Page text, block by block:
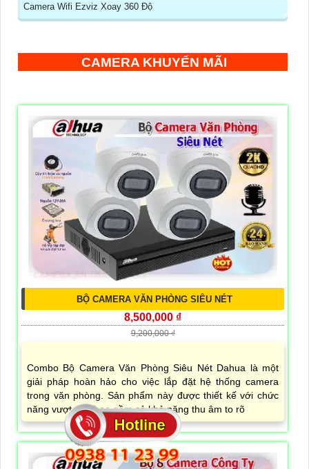
Camera Wifi Ezviz Xoay 360 Độ
CAMERA KHUYẾN MÃI
BỘ CAMERA VĂN PHÒNG SIÊU NÉT
8,500,000 ₫
9,200,000 ₫
Combo Bộ Camera Văn Phòng Siêu Nét Dahua là một
giải pháp hoàn hảo cho việc lắp đặt hệ thống camera
trong văn phòng. Sản phẩm này được thiết kế với chức
năng vượt trội, bao gồm cả khả năng thu âm to rõ